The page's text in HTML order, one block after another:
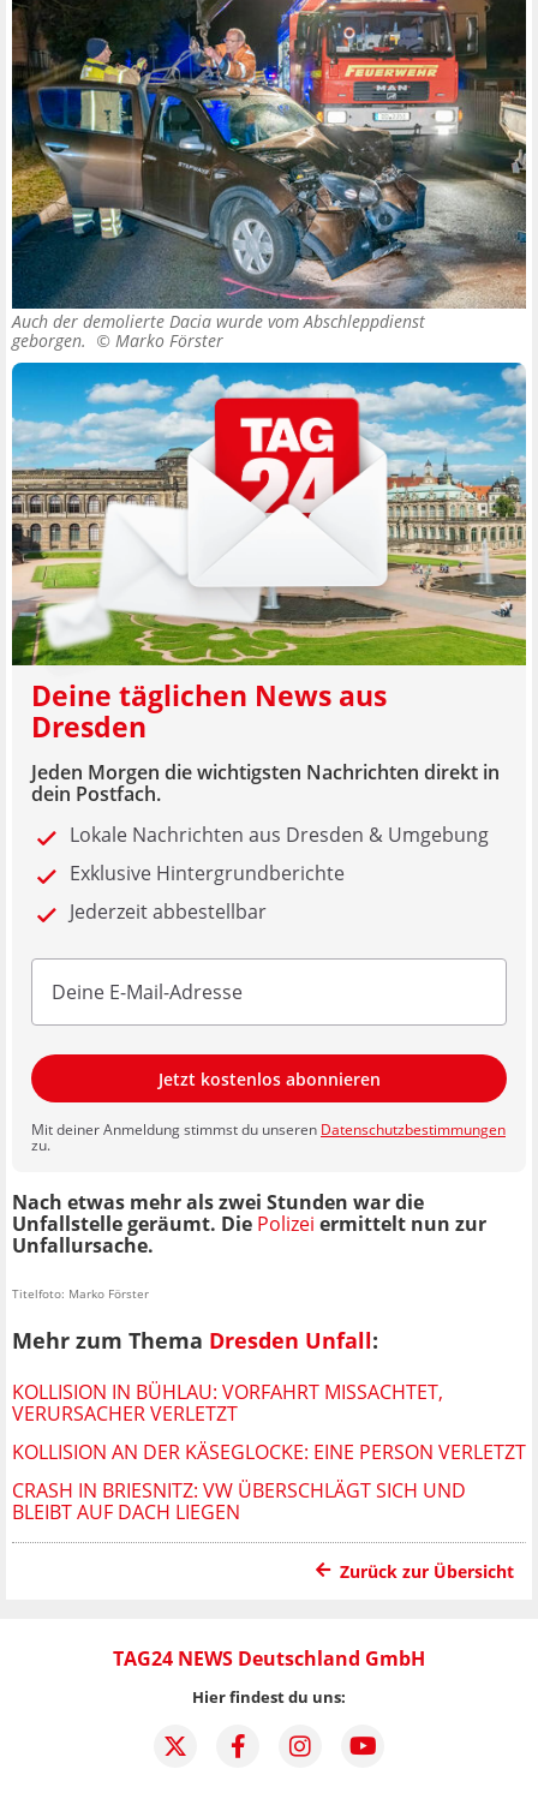
Auch der demolierte Dacia wurde vom Abschleppdienst
geborgen. © Marko Förster
Deine täglichen News aus
Dresden
Jeden Morgen die wichtigsten Nachrichten direkt in
dein Postfach.
Lokale Nachrichten aus Dresden & Umgebung
Exklusive Hintergrundberichte
Jederzeit abbestellbar
Jetzt kostenlos abonnieren
Mit deiner Anmeldung stimmst du unseren Datenschutzbestimmungen
zu.
Nach etwas mehr als zwei Stunden war die
Unfallstelle geräumt. Die Polizei ermittelt nun zur
Unfallursache.
Titelfoto: Marko Förster
Mehr zum Thema Dresden Unfall:
KOLLISION IN BÜHLAU: VORFAHRT MISSACHTET,
VERURSACHER VERLETZT
KOLLISION AN DER KÄSEGLOCKE: EINE PERSON VERLETZT
CRASH IN BRIESNITZ: VW ÜBERSCHLÄGT SICH UND
BLEIBT AUF DACH LIEGEN
Zurück zur Übersicht
TAG24 NEWS Deutschland GmbH
Hier findest du uns: